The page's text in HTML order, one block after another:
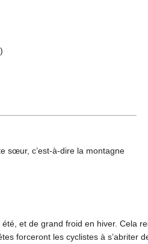
sœur, c’est-à-dire la montagne
et de grand froid en hiver. Cela
forceront les cyclistes à s’abriter